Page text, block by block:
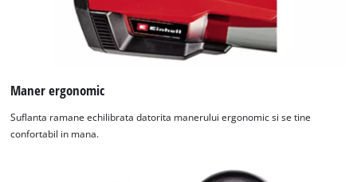
Maner ergonomic
Suflanta ramane echilibrata datorita manerului ergonomic si se tine
confortabil in mana.